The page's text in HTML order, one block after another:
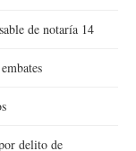
de notaría 14
delito de